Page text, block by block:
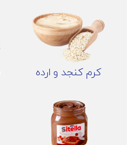
کرم کنجد و ارده